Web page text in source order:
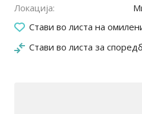
Локација
Стави во листа на
Стави во листа за
08.06.2026